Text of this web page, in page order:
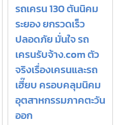
รถเครน 130 ตันนิคม
ระยอง ยกรวดเร็ว
ปลอดภัย มั่นใจ รถ
เครนรับจ้าง.com ตัว
จริงเรื่องเครนและรถ
เฮี๊ยบ ครอบคลุมนิคม
อุตสาหกรรมภาคตะวัน
ออก